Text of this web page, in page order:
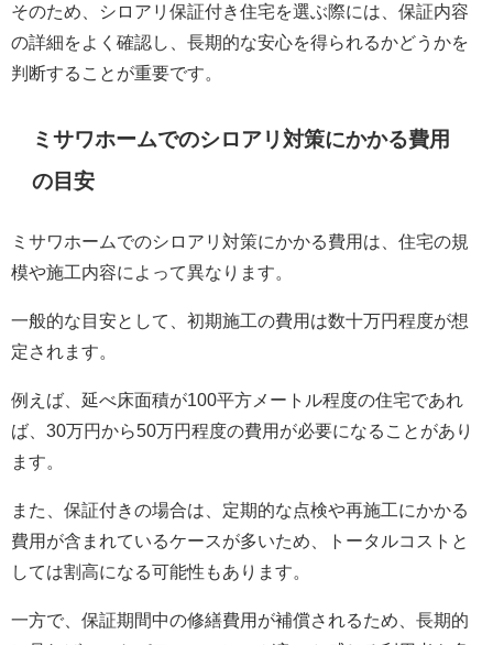
そのため、シロアリ保証付き住宅を選ぶ際には、保証内容
の詳細をよく確認し、長期的な安心を得られるかどうかを
判断することが重要です。
ミサワホームでのシロアリ対策にかかる費用
の目安
ミサワホームでのシロアリ対策にかかる費用は、住宅の規
模や施工内容によって異なります。
一般的な目安として、初期施工の費用は数十万円程度が想
定されます。
例えば、延べ床面積が100平方メートル程度の住宅であれ
ば、30万円から50万円程度の費用が必要になることがあり
ます。
また、保証付きの場合は、定期的な点検や再施工にかかる
費用が含まれているケースが多いため、トータルコストと
しては割高になる可能性もあります。
一方で、保証期間中の修繕費用が補償されるため、長期的